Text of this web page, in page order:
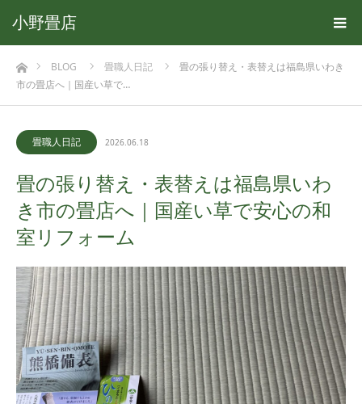
小野畳店
ホームBLOG 畳職人日記
畳の張り替え・表替えは福島県いわき
市の畳店へ｜国産い草で…
畳職人日記 2026.06.18
畳の張り替え・表替えは福島県いわ
き市の畳店へ｜国産い草で安心の和
室リフォーム